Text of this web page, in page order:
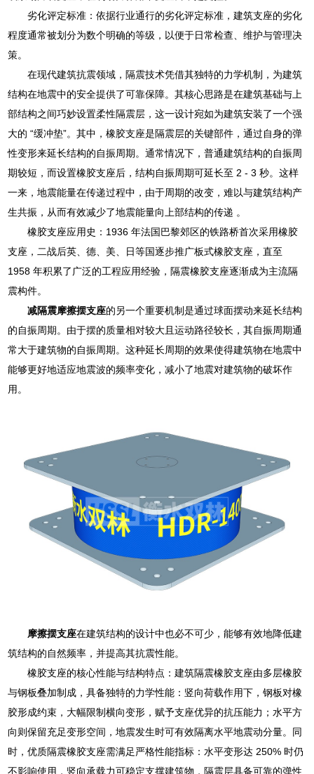
劣化评定标准：依据行业通行的劣化评定标准，建筑支座的劣化
程度通常被划分为数个明确的等级，以便于日常检查、维护与管理决
策。
在现代建筑抗震领域，隔震技术凭借其独特的力学机制，为建筑
结构在地震中的安全提供了可靠保障。其核心思路是在建筑基础与上
部结构之间巧妙设置柔性隔震层，这一设计宛如为建筑安装了一个强
大的 “缓冲垫”。其中，橡胶支座是隔震层的关键部件，通过自身的弹
性变形来延长结构的自振周期。通常情况下，普通建筑结构的自振周
期较短，而设置橡胶支座后，结构自振周期可延长至 2 - 3 秒。这样
一来，地震能量在传递过程中，由于周期的改变，难以与建筑结构产
生共振，从而有效减少了地震能量向上部结构的传递 。
橡胶支座应用史：1936 年法国巴黎郊区的铁路桥首次采用橡胶
支座，二战后英、德、美、日等国逐步推广板式橡胶支座，直至
1958 年积累了广泛的工程应用经验，隔震橡胶支座逐渐成为主流隔
震构件。
减隔震摩擦摆支座的另一个重要机制是通过球面摆动来延长结构
的自振周期。由于摆的质量相对较大且运动路径较长，其自振周期通
常大于建筑物的自振周期。这种延长周期的效果使得建筑物在地震中
能够更好地适应地震波的频率变化，减小了地震对建筑物的破坏作
用。
摩擦摆支座在建筑结构的设计中也必不可少，能够有效地降低建
筑结构的自然频率，并提高其抗震性能。
橡胶支座的核心性能与结构特点：建筑隔震橡胶支座由多层橡胶
与钢板叠加制成，具备独特的力学性能：竖向荷载作用下，钢板对橡
胶形成约束，大幅限制横向变形，赋予支座优异的抗压能力；水平方
向则保留充足变形空间，地震发生时可有效隔离水平地震动分量。同
时，优质隔震橡胶支座需满足严格性能指标：水平变形达 250% 时仍
不影响使用，竖向承载力可稳定支撑建筑物，隔震层具备可靠的弹性